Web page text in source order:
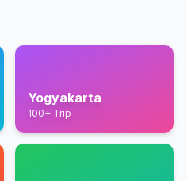
Yogyakarta
100+ Trip